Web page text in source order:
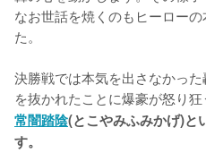
なお世話を焼くのもヒーロー
た。
決勝戦では本気を出さなかっ
を抜かれたことに爆豪が怒り狂
常闇踏陰(とこやみふみかげ)と
す。